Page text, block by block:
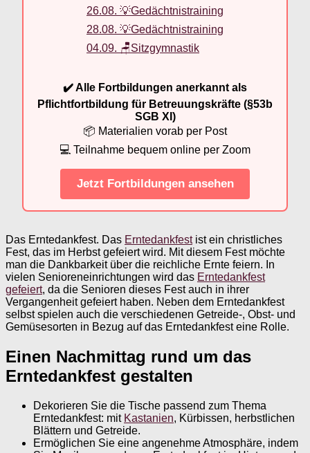
26.08. 💡Gedächtnistraining
28.08. 💡Gedächtnistraining
04.09. 🪑Sitzgymnastik
✔️ Alle Fortbildungen anerkannt als
Pflichtfortbildung für Betreuungskräfte (§53b
SGB XI)
📦 Materialien vorab per Post
💻 Teilnahme bequem online per Zoom
Jetzt Fortbildungen ansehen
Das Erntedankfest. Das Erntedankfestist ein christliches
Fest, das im Herbst gefeiert wird. Mit diesem Fest möchte
man die Dankbarkeit über die reichliche Ernte feiern. In
vielen Senioreneinrichtungen wird das Erntedankfest
gefeiert, da die Senioren dieses Fest auch in ihrer
Vergangenheit gefeiert haben. Neben dem Erntedankfest
selbst spielen auch die verschiedenen Getreide-, Obst- und
Gemüsesorten in Bezug auf das Erntedankfest eine Rolle.
Einen Nachmittag rund um das
Erntedankfest gestalten
Dekorieren Sie die Tische passend zum Thema
Erntedankfest: mit Kastanien, Kürbissen, herbstlichen
Blättern und Getreide.
Ermöglichen Sie eine angenehme Atmosphäre, indem